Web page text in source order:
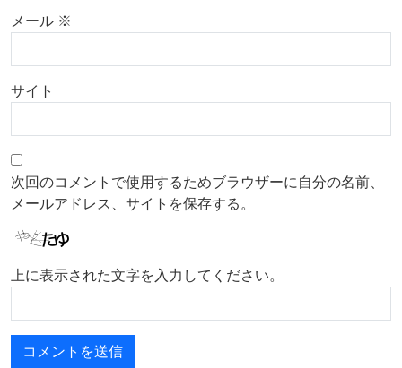
メール ※
サイト
次回のコメントで使用するためブラウザーに自分の名前、
メールアドレス、サイトを保存する。
上に表示された文字を入力してください。